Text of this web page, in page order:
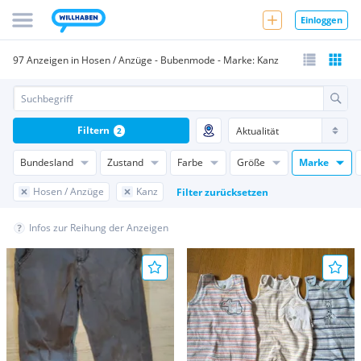
Einloggen
97 Anzeigen in Hosen / Anzüge - Bubenmode - Marke: Kanz
Bundesland Zustand Farbe Größe Marke
Hosen / Anzüge Kanz Filter zurücksetzen
Filtern 2
Infos zur Reihung der Anzeigen